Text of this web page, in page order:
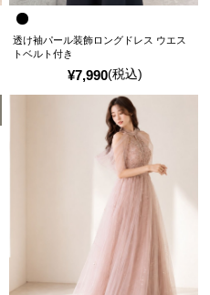
¥7,990(税込)
透け袖パール装飾ロングドレス ウエス
トベルト付き